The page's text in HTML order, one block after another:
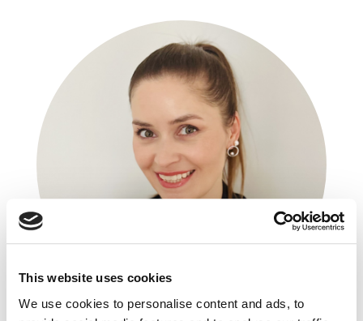
This website uses cookies
We use cookies to personalise content and ads, to